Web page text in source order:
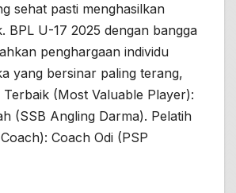
sehat pasti menghasilkan
BPL U-17 2025 dengan bangga
penghargaan individu
yang bersinar paling terang,
Terbaik (Most Valuable Player):
(SSB Angling Darma). Pelatih
Coach Odi (PSP